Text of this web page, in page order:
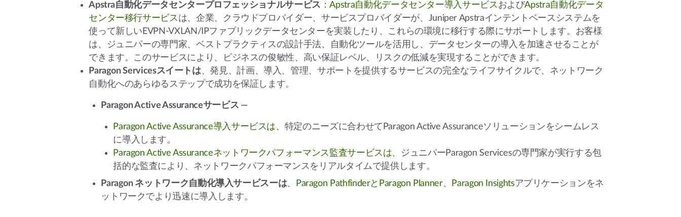
Apstra自動化データセンタープロフェッショナルサービス ：Apstra自動化データセンター導入サービスおよびApstra自動化データ
センター移行サービスは、企業、クラウドプロバイダー、サービスプロバイダーが、Juniper Apstraインテントベースシステムを
使って新しいEVPN-VXLAN/IPファブリックデータセンターを実装したり、これらの環境に移行する際にサポートします。お客様
は、ジュニパーの専門家、ベストプラクティスの設計手法、自動化ツールを活用し、データセンターの導入を加速させることが
できます。このサービスにより、ビジネスの俊敏性、高い保証レベル、リスクの低減を実現することができます。
Paragon Servicesスイートは、発見、計画、導入、管理、サポートを提供するサービスの完全なライフサイクルで、ネットワーク
自動化へのあらゆるステップで成功を保証します。
Paragon Active Assuranceサービス —
Paragon Active Assurance導入サービスは、特定のニーズに合わせてParagon Active Assuranceソリューションをシームレス
に導入します。
Paragon Active Assuranceネットワークパフォーマンス監査サービスは、ジュニパーParagon Servicesの専門家が実行する包
括的な監査により、ネットワークパフォーマンスをリアルタイムで提供します。
Paragon ネットワーク自動化導入サービスーは、 Paragon PathfinderとParagon Planner、 Paragon Insightsアプリケーションをネ
ットワークでより迅速に導入します。